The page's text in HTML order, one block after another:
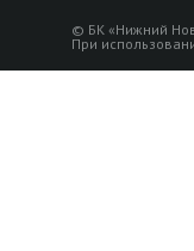
© БК «Нижний
При